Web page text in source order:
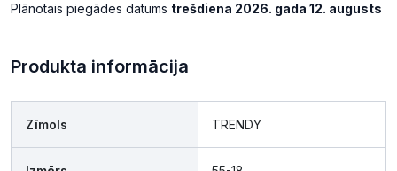
Plānotais piegādes datums trešdiena 2026. gada 12. augusts
Produkta informācija
Zīmols TRENDY